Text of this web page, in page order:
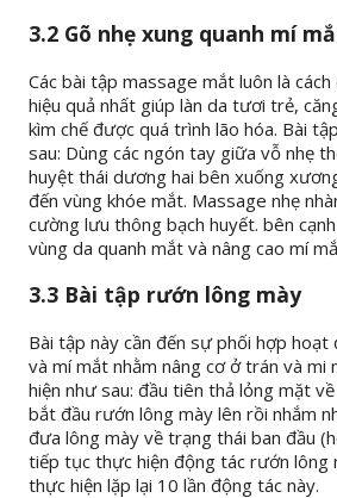
3.2 Gõ nhẹ xung quanh mí
Các bài tập massage mắt luôn là
hiệu quả nhất giúp làn da tươi trẻ,
kìm chế được quá trình lão hóa. Bài
sau: Dùng các ngón tay giữa vỗ nhẹ
huyệt thái dương hai bên xuống
đến vùng khóe mắt. Massage nhẹ
cường lưu thông bạch huyết. bên
vùng da quanh mắt và nâng cao mí
3.3 Bài tập rướn lông mày
Bài tập này cần đến sự phối hợp
và mí mắt nhằm nâng cơ ở trán và mi
hiện như sau: đầu tiên thả lỏng mặt
bắt đầu rướn lông mày lên rồi nhắm
đưa lông mày về trạng thái ban đầu
tiếp tục thực hiện động tác rướn lông
thực hiện lặp lại 10 lần động tác này.